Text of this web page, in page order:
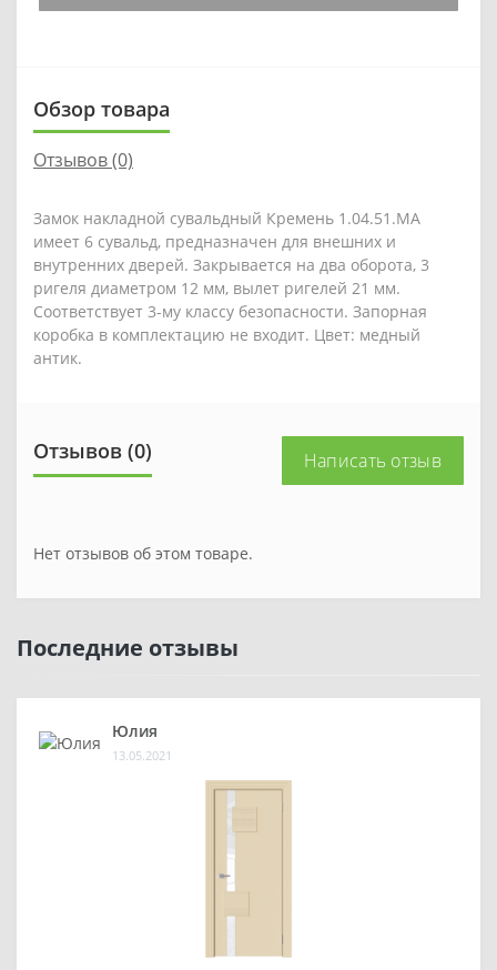
Обзор товара
Отзывов (0)
Замок накладной сувальдный Кремень 1.04.51.МА
имеет 6 сувальд, предназначен для внешних и
внутренних дверей. Закрывается на два оборота, 3
ригеля диаметром 12 мм, вылет ригелей 21 мм.
Соответствует 3-му классу безопасности. Запорная
коробка в комплектацию не входит. Цвет: медный
антик.
Отзывов (0) Написать отзыв
Нет отзывов об этом товаре.
Последние отзывы
Юлия
13.05.2021